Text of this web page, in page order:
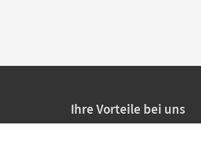
Ihre Vorteile bei uns